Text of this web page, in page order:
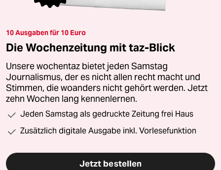
10 Ausgaben für 10 Euro
Die Wochenzeitung mit taz-Blick
Unsere wochentaz bietet jeden Samstag
Journalismus, der es nicht allen recht macht und
Stimmen, die woanders nicht gehört werden. Jetzt
zehn Wochen lang kennenlernen.
Jeden Samstag als gedruckte Zeitung frei Haus
Zusätzlich digitale Ausgabe inkl. Vorlesefunktion
Jetzt bestellen